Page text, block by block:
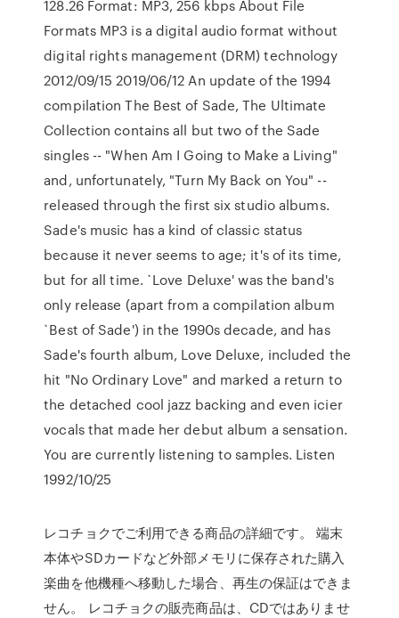
128.26 Format: MP3, 256 kbps About File
Formats MP3 is a digital audio format without
digital rights management (DRM) technology
2012/09/15 2019/06/12 An update of the 1994
compilation The Best of Sade, The Ultimate
Collection contains all but two of the Sade
singles -- "When Am I Going to Make a Living"
and, unfortunately, "Turn My Back on You" --
released through the first six studio albums.
Sade's music has a kind of classic status
because it never seems to age; it's of its time,
but for all time. `Love Deluxe' was the band's
only release (apart from a compilation album
`Best of Sade') in the 1990s decade, and has
Sade's fourth album, Love Deluxe, included the
hit "No Ordinary Love" and marked a return to
the detached cool jazz backing and even icier
vocals that made her debut album a sensation.
You are currently listening to samples. Listen
1992/10/25
レコチョクでご利用できる商品の詳細です。 端末
本体やSDカードなど外部メモリに保存された購入
楽曲を他機種へ移動した場合、再生の保証はできま
せん。 レコチョクの販売商品は、CDではありませ